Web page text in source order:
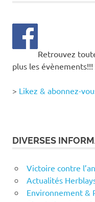
Retrouvez
plus les évènements!!!
> Likez & abonnez-
DIVERSES
Victoire contre
Actualités
Environnement &